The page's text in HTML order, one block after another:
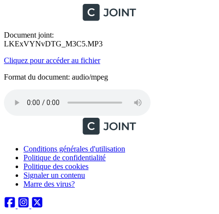
Document joint:
LKExVYNvDTG_M3C5.MP3
Cliquez pour accéder au fichier
Format du document: audio/mpeg
Conditions générales d'utilisation
Politique de confidentialité
Politique des cookies
Signaler un contenu
Marre des virus?